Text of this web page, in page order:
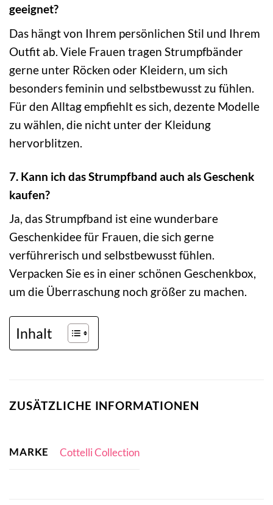
geeignet?
Das hängt von Ihrem persönlichen Stil und Ihrem
Outfit ab. Viele Frauen tragen Strumpfbänder
gerne unter Röcken oder Kleidern, um sich
besonders feminin und selbstbewusst zu fühlen.
Für den Alltag empfiehlt es sich, dezente Modelle
zu wählen, die nicht unter der Kleidung
hervorblitzen.
7. Kann ich das Strumpfband auch als Geschenk
kaufen?
Ja, das Strumpfband ist eine wunderbare
Geschenkidee für Frauen, die sich gerne
verführerisch und selbstbewusst fühlen.
Verpacken Sie es in einer schönen Geschenkbox,
um die Überraschung noch größer zu machen.
Inhalt
ZUSÄTZLICHE INFORMATIONEN
MARKE Cottelli Collection